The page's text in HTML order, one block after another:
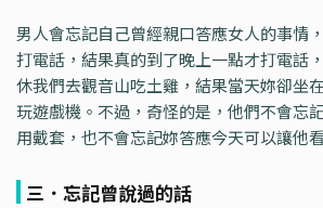
男人會忘記自己曾經親口答應女人的事情
打電話，結果真的到了晚上一點才打電話
休我們去觀音山吃土雞，結果當天妳卻坐
玩遊戲機。不過，奇怪的是，他們不會忘
用戴套，也不會忘記妳答應今天可以讓他
三．忘記曾說過的話